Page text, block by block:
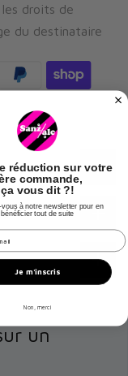
droits de
du destinataire
un
réduction sur votre
commande,
ça vous dit ?!
vous à notre newsletter pour en
bénéficier tout de suite
Je m'inscris
Non, merci